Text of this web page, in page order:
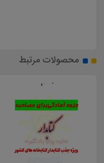
محصولات مرتبط